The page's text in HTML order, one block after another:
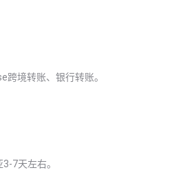
跨境转账、银行转账。
7天左右。